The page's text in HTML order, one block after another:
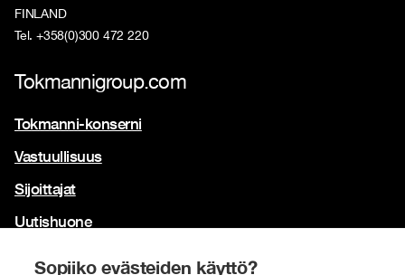
Sopiiko evästeiden käyttö?
FINLAND
Tel. +358(0)300 472 220
Tokmannigroup.com
Tokmanni-konserni
Vastuullisuus
Sijoittajat
Uutishuone